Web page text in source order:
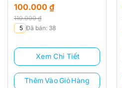
110.000₫
Giá
là:
110.000 ₫.
100.000 ₫
Giá
tại
100.000 ₫.
5 Đã bán: 38
Xem Chi Tiết
Thêm Vào Giỏ Hàng